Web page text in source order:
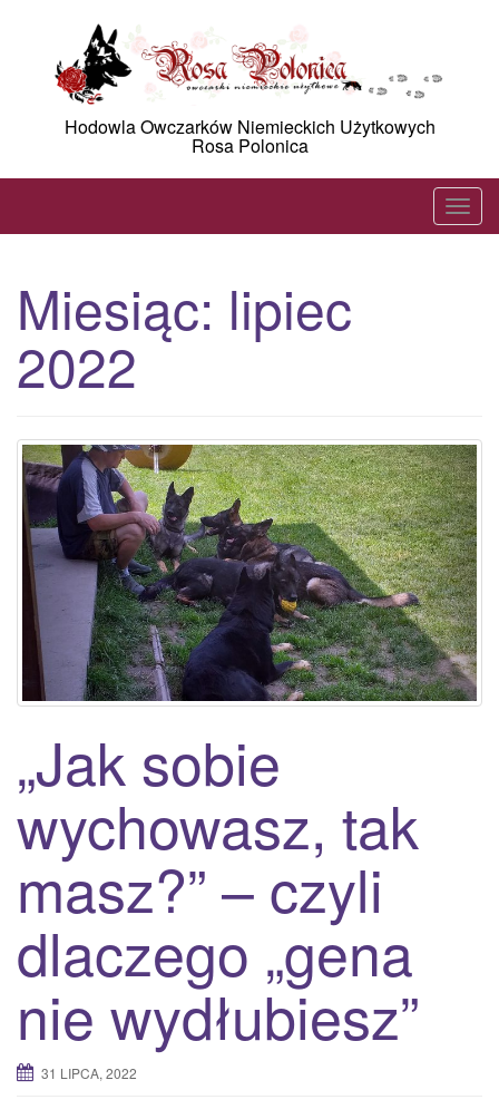
Hodowla Owczarków Niemieckich Użytkowych
Rosa Polonica
T
o
v
i
g
a
t
i
o
n
Miesiąc: lipiec
2022
„Jak sobie
wychowasz, tak
masz?” – czyli
dlaczego „gena
nie wydłubiesz”
31 LIPCA, 2022